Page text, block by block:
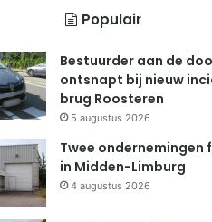
Populair
Bestuurder aan de
ontsnapt bij nieuw
brug Roosteren
5 augustus 2026
Twee ondernemingen
in Midden-Limburg
4 augustus 2026